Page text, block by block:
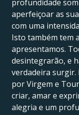
profundidade
aperfeiçoar as
com uma
Isto também tem
apresentamos.
desintegrarão, e
verdadeira surgir.
por Virgem e
criar, amar e
alegria e um